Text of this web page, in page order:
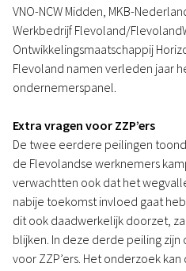
VNO-NCW Midden, MKB-
Werkbedrijf Flevoland/
Ontwikkelingsmaatschappij
Flevoland namen verleden jaar
ondernemerspanel.
Extra vragen voor ZZP’ers
De twee eerdere peilingen
de Flevolandse werknemers
verwachtten ook dat het
nabije toekomst invloed gaat
dit ook daadwerkelijk doorzet,
blijken. In deze derde peiling
voor ZZP’ers. Het onderzoek